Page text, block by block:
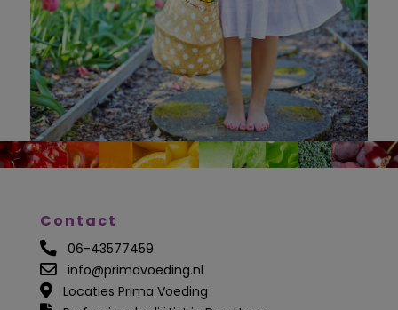
Contact
06-43577459
info@primavoeding.nl
Locaties Prima Voeding